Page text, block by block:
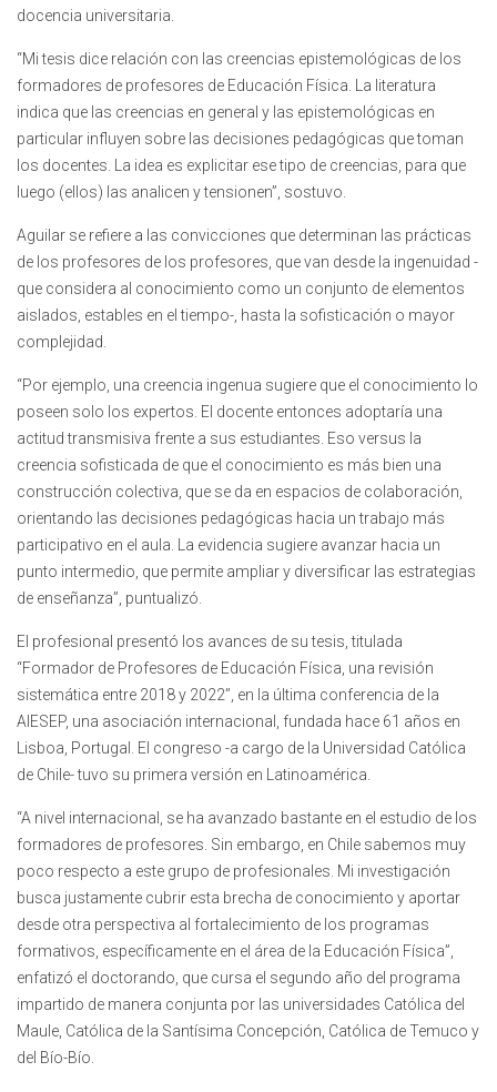
docencia universitaria.
“Mi tesis dice relación con las creencias epistemológicas de los
formadores de profesores de Educación Física. La literatura
indica que las creencias en general y las epistemológicas en
particular influyen sobre las decisiones pedagógicas que toman
los docentes. La idea es explicitar ese tipo de creencias, para que
luego (ellos) las analicen y tensionen”, sostuvo.
Aguilar se refiere a las convicciones que determinan las prácticas
de los profesores de los profesores, que van desde la ingenuidad -
que considera al conocimiento como un conjunto de elementos
aislados, estables en el tiempo-, hasta la sofisticación o mayor
complejidad.
“Por ejemplo, una creencia ingenua sugiere que el conocimiento lo
poseen solo los expertos. El docente entonces adoptaría una
actitud transmisiva frente a sus estudiantes. Eso versus la
creencia sofisticada de que el conocimiento es más bien una
construcción colectiva, que se da en espacios de colaboración,
orientando las decisiones pedagógicas hacia un trabajo más
participativo en el aula. La evidencia sugiere avanzar hacia un
punto intermedio, que permite ampliar y diversificar las estrategias
de enseñanza”, puntualizó.
El profesional presentó los avances de su tesis, titulada
“Formador de Profesores de Educación Física, una revisión
sistemática entre 2018 y 2022”, en la última conferencia de la
AIESEP, una asociación internacional, fundada hace 61 años en
Lisboa, Portugal. El congreso -a cargo de la Universidad Católica
de Chile- tuvo su primera versión en Latinoamérica.
“A nivel internacional, se ha avanzado bastante en el estudio de los
formadores de profesores. Sin embargo, en Chile sabemos muy
poco respecto a este grupo de profesionales. Mi investigación
busca justamente cubrir esta brecha de conocimiento y aportar
desde otra perspectiva al fortalecimiento de los programas
formativos, específicamente en el área de la Educación Física”,
enfatizó el doctorando, que cursa el segundo año del programa
impartido de manera conjunta por las universidades Católica del
Maule, Católica de la Santísima Concepción, Católica de Temuco y
del Bío-Bío.